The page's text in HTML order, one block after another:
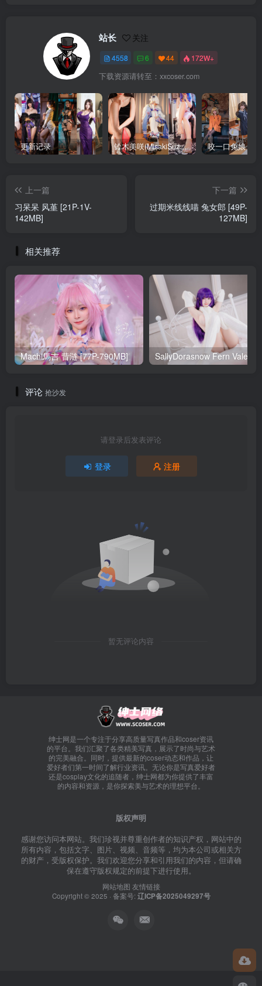
站长 关注
4558 6 44 172W+
下载资源请转至：xxcoser.com
更新记录 铃木美咲(MisakiSuzuki) 合集下载 咬一口兔娘 合
上一篇
习呆呆 风堇 [21P-1V-
142MB]
下一篇
过期米线线喵 兔女郎 [49P-
127MB]
相关推荐
Machi馬吉 昔涟 [77P-790MB]
评论 抢沙发
请登录后发表评论
登录 注册
暂无评论内容
绅士网是一个专注于分享高质量写真作品和coser资讯
的平台。我们汇聚了各类精美写真，展示了时尚与艺术
的完美融合。同时，提供最新的coser动态和作品，让
爱好者们第一时间了解行业资讯。无论你是写真爱好者
还是cosplay文化的追随者，绅士网都为你提供了丰富
的内容和资源，是你探索美与艺术的理想平台。
版权声明
感谢您访问本网站。我们珍视并尊重创作者的知识产权，网站中的
所有内容，包括文字、图片、视频、音频等，均为本公司或相关方
的财产，受版权保护。我们欢迎您分享和引用我们的内容，但请确
保在遵守版权规定的前提下进行使用。
网站地图 友情链接
Copyright © 2025 · 备案号: 辽ICP备2025049297号